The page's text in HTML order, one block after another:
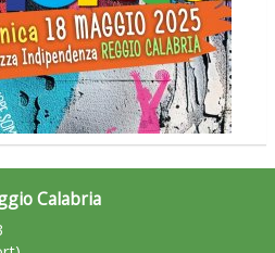
Calabria